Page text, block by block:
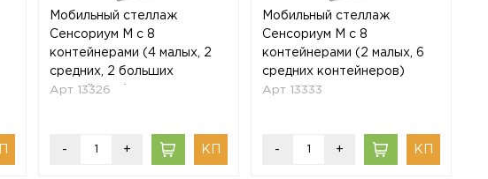
Мобильный стеллаж
Сенсориум M с 8
контейнерами (4 малых, 2
средних, 2 больших
контейнера)
Арт 13326
- +
Мобильный стеллаж
Сенсориум M с 8
контейнерами (2 малых, 6
средних контейнеров)
Арт 13333
- +